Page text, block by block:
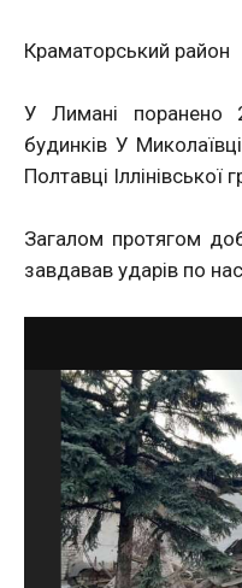
Краматорський район
У Лимані
будинків У
Полтавці
Загалом протягом
завдавав ударів по